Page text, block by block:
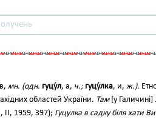
мн. (одн. гуцу́л, а, ч.; гуцу́лка, и, ж.).
областей України. Там[у Галичині]
II, 1959, 397); Гуцулка в садку біля хати